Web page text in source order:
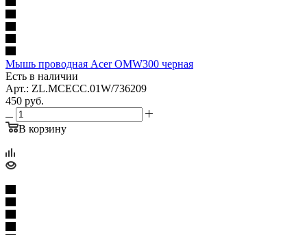
Мышь проводная Acer OMW300 черная
Есть в наличии
Арт.: ZL.MCECC.01W/736209
450 руб.
В корзину